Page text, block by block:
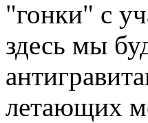
"гонки" с
здесь мы
летающих